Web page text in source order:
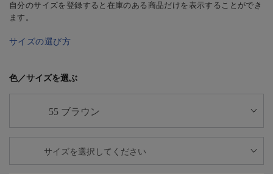
自分のサイズを登録すると在庫のある商品だけを表示することができ
ます。
サイズの選び方
色／サイズを選ぶ